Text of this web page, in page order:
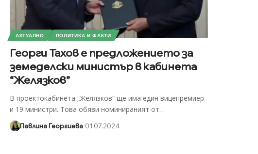
АКТУАЛНО ПОЛИТИКА И ФАКТИ
Георги Тахов е предложението за
земеделски министър в кабинета
“Желязков”
В проектокабинета „Желязков“ ще има един вицепремиер
и 19 министри. Това обяви номинираният от…
Павлина Георгиева 01.07.2024